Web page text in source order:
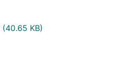
(40.65 KB)